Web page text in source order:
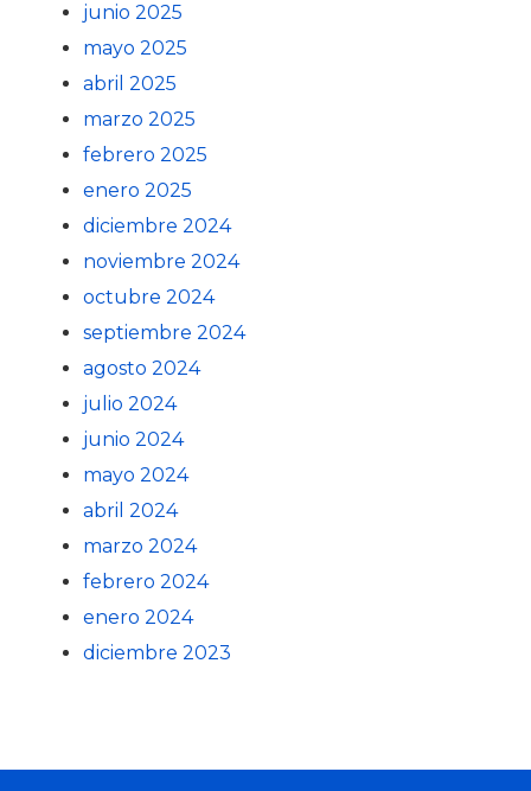
junio 2025
mayo 2025
abril 2025
marzo 2025
febrero 2025
enero 2025
diciembre 2024
noviembre 2024
octubre 2024
septiembre 2024
agosto 2024
julio 2024
junio 2024
mayo 2024
abril 2024
marzo 2024
febrero 2024
enero 2024
diciembre 2023